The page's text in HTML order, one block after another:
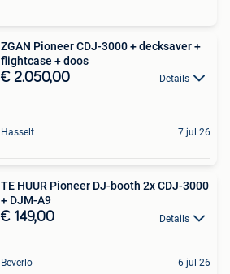
ZGAN Pioneer CDJ-3000 + decksaver +
flightcase + doos
€ 2.050,00 Details
Hasselt 7 jul 26
TE HUUR Pioneer DJ-booth 2x CDJ-3000
+ DJM-A9
€ 149,00 Details
Beverlo 6 jul 26